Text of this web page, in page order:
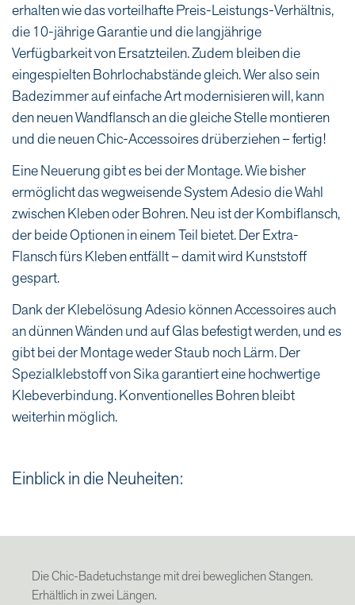
erhalten wie das vorteilhafte Preis-Leistungs-Verhältnis,
die 10-jährige Garantie und die langjährige
Verfügbarkeit von Ersatzteilen. Zudem bleiben die
eingespielten Bohrlochabstände gleich. Wer also sein
Badezimmer auf einfache Art modernisieren will, kann
den neuen Wandflansch an die gleiche Stelle montieren
und die neuen Chic-Accessoires drüberziehen – fertig!
Eine Neuerung gibt es bei der Montage. Wie bisher
ermöglicht das wegweisende System Adesio die Wahl
zwischen Kleben oder Bohren. Neu ist der Kombiflansch,
der beide Optionen in einem Teil bietet. Der Extra-
Flansch fürs Kleben entfällt – damit wird Kunststoff
gespart.
Dank der Klebelösung Adesio können Accessoires auch
an dünnen Wänden und auf Glas befestigt werden, und es
gibt bei der Montage weder Staub noch Lärm. Der
Spezialklebstoff von Sika garantiert eine hochwertige
Klebeverbindung. Konventionelles Bohren bleibt
weiterhin möglich.
Einblick in die Neuheiten:
Die Chic-Badetuchstange mit drei beweglichen Stangen.
Erhältlich in zwei Längen.